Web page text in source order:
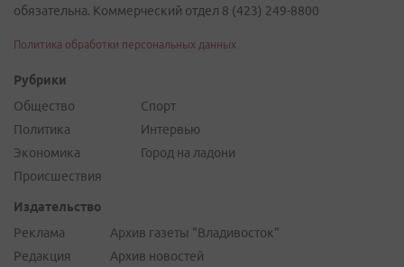
обязательна. Коммерческий отдел 8 (423) 249-8800
Политика обработки персональных данных
Рубрики
Общество
Политика
Экономика
Происшествия
Спорт
Интервью
Город на ладони
Издательство
Реклама
Редакция
Архив газеты "Владивосток"
Архив новостей